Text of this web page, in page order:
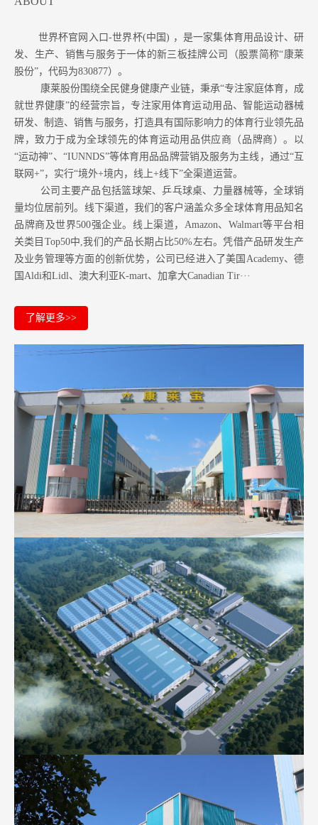
世界杯官网入口-世界杯(中国) ，是一家集体育用品设计、研
发、生产、销售与服务于一体的新三板挂牌公司（股票简称“康莱
股份”，代码为830877）。
康莱股份围绕全民健身健康产业链，秉承“专注家庭体育，成
就世界健康”的经营宗旨，专注家用体育运动用品、智能运动器械
研发、制造、销售与服务，打造具有国际影响力的体育行业领先品
牌，致力于成为全球领先的体育运动用品供应商（品牌商）。以
“运动神”、“IUNNDS”等体育用品品牌营销及服务为主线，通过“互
联网+”，实行“境外+境内，线上+线下”全渠道运营。
公司主要产品包括篮球架、乒乓球桌、力量器械等，全球销
量均位居前列。 线下渠道，我们的客户涵盖众多全球体育用品知名
品牌商及世界500强企业。 线上渠道，Amazon、Walmart等平台相
关类目Top50中,我们的产品长期占比50%左右。凭借产品研发生产
及业务管理等方面的创新优势，公司已经进入了美国Academy、德
国Aldi和Lidl、澳大利亚K-mart、加拿大Canadian Tir···
了解更多>>